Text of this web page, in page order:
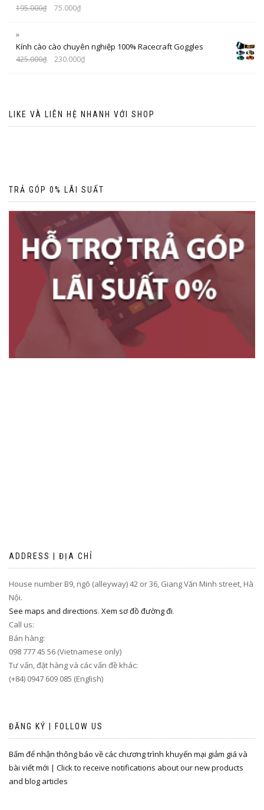
195.000₫ 75.000₫
Kính cào cào chuyên nghiệp 100% Racecraft Goggles
425.000₫ 230.000₫
LIKE VÀ LIÊN HỆ NHANH VỚI SHOP
TRẢ GÓP 0% LÃI SUẤT
ADDRESS | ĐỊA CHỈ
House number B9, ngõ (alleyway) 42 or 36, Giang Văn Minh street, Hà
Nội.
See maps and directions. Xem sơ đồ đường đi.
Call us:
Bán hàng:
098 777 45 56 (Vietnamese only)
Tư vấn, đặt hàng và các vấn đề khác:
(+84) 0947 609 085 (English)
ĐĂNG KÝ | FOLLOW US
Bấm để nhận thông báo về các chương trình khuyến mại giảm giá và
bài viết mới | Click to receive notifications about our new products
and blog articles